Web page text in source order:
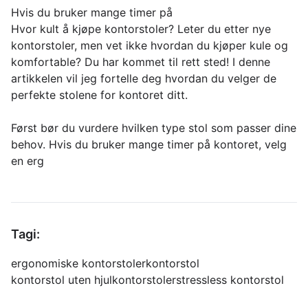
Hvis du bruker mange timer på
Hvor kult å kjøpe kontorstoler? Leter du etter nye
kontorstoler, men vet ikke hvordan du kjøper kule og
komfortable? Du har kommet til rett sted! I denne
artikkelen vil jeg fortelle deg hvordan du velger de
perfekte stolene for kontoret ditt.
Først bør du vurdere hvilken type stol som passer dine
behov. Hvis du bruker mange timer på kontoret, velg
en erg
Tagi:
ergonomiske kontorstolerkontorstol
kontorstol uten hjulkontorstolerstressless kontorstol